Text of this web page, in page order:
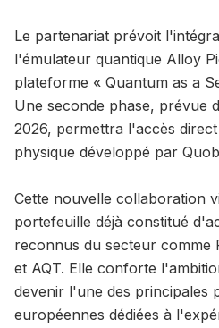
Le partenariat prévoit
l'émulateur quantique Alloy
plateforme « Quantum as a
Une seconde phase, prévue
2026, permettra l'accès
physique développé par
Cette nouvelle collaboration
portefeuille déjà constitué
reconnus du secteur comme
et AQT. Elle conforte
devenir l'une des principales
européennes dédiées à